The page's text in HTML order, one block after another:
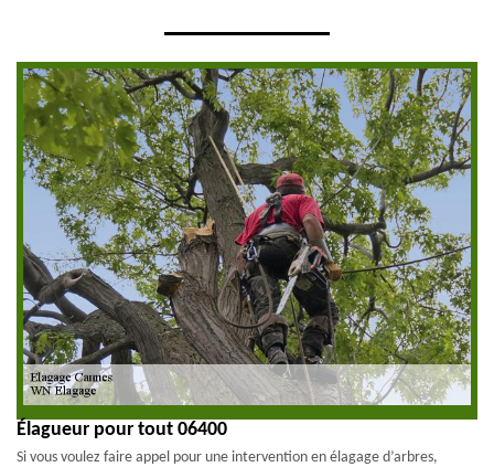
Élagueur pour tout 06400
Si vous voulez faire appel pour une intervention en élagage d’arbres,